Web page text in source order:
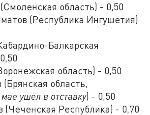
область) - 0,50
(Республика Ингушетия)
Балкарская
область) - 0,50
область,
ушёл в отставку) - 0,50
(Чеченская Республика) - 0,70